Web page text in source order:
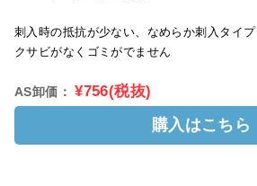
刺入時の抵抗が少ない、なめらか刺入タイプ
クサビがなくゴミがでません
AS卸価： ¥756(税抜)
購入はこちら